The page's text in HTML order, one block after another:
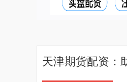
天津期货配资：